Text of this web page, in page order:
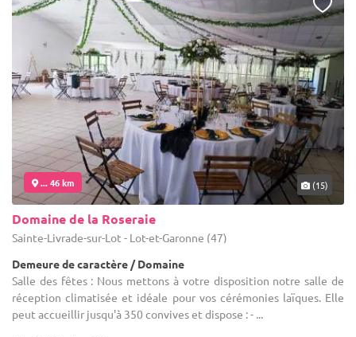
... 46 km (15)
Domaine de la Roseraie
Sainte-Livrade-sur-Lot - Lot-et-Garonne (47)
Demeure de caractère / Domaine
Salle des fêtes : Nous mettons à votre disposition notre salle de
réception climatisée et idéale pour vos cérémonies laïques. Elle
peut accueillir jusqu'à 350 convives et dispose : - ...